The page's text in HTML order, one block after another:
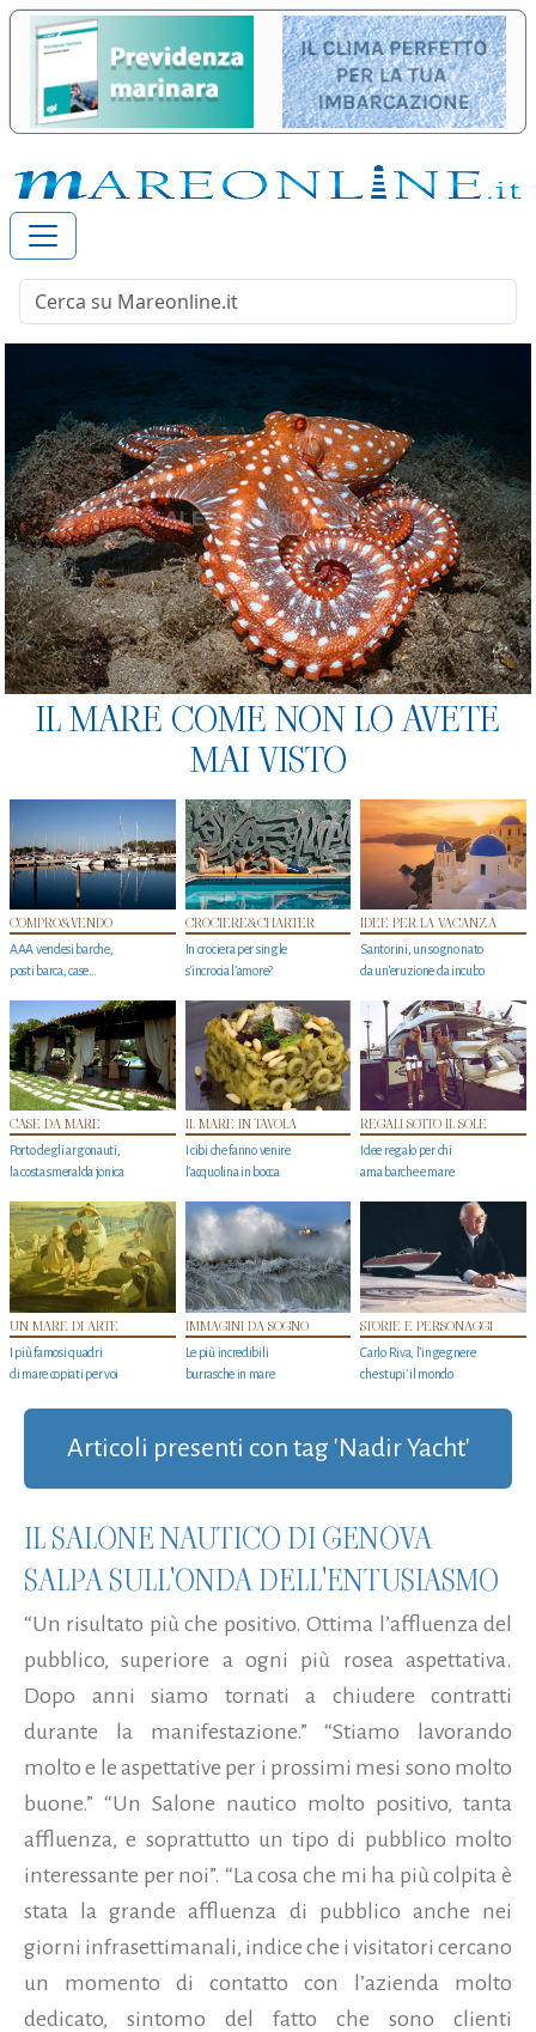
IL MARE COME NON LO AVETE
MAI VISTO
COMPRO&VENDO
AAA vendesi barche,
posti barca, case…
CROCIERE&CHARTER
In crociera per single
s'incrocia l’amore?
IDEE PER LA VACANZA
Santorini, un sogno nato
da un’eruzione da incubo
CASE DA MARE
Porto degli argonauti,
la costa smeralda jonica
IL MARE IN TAVOLA
I cibi che fanno venire
l’acquolina in bocca
REGALI SOTTO IL SOLE
Idee regalo per chi
ama barche e mare
UN MARE DI ARTE
I più famosi quadri
di mare copiati per voi
IMMAGINI DA SOGNO
Le più incredibili
burrasche in mare
STORIE E PERSONAGGI
Carlo Riva, l’ingegnere
che stupi' il mondo
Articoli presenti con tag 'Nadir Yacht'
IL SALONE NAUTICO DI GENOVA
SALPA SULL'ONDA DELL'ENTUSIASMO
“Un risultato più che positivo. Ottima l’affluenza del
pubblico, superiore a ogni più rosea aspettativa.
Dopo anni siamo tornati a chiudere contratti
durante la manifestazione.” “Stiamo lavorando
molto e le aspettative per i prossimi mesi sono molto
buone.” “Un Salone nautico molto positivo, tanta
affluenza, e soprattutto un tipo di pubblico molto
interessante per noi”. “La cosa che mi ha più colpita è
stata la grande affluenza di pubblico anche nei
giorni infrasettimanali, indice che i visitatori cercano
un momento di contatto con l’azienda molto
dedicato, sintomo del fatto che sono clienti